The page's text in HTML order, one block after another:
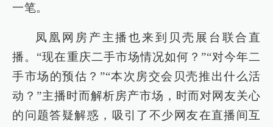
一笔。
凤凰网房产主播也来到贝壳展台联合直
播。“现在重庆二手市场情况如何？”“对今年二
手市场的预估？”“本次房交会贝壳推出什么活
动？”主播时而解析房产市场，时而对网友关心
的问题答疑解惑，吸引了不少网友在直播间互